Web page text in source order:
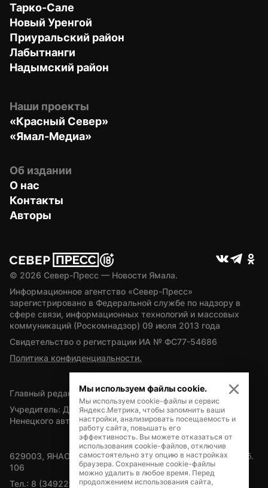
Тарко-Сале
Новый Уренгой
Приуральский район
Лабытнанги
Надымский район
Наши проекты
«Красный Север»
«Ямал-Медиа»
Об издании
О нас
Контакты
Авторы
© 2026 Север-Пресс — Новости Ямала.
Информационное агентство «Север-Пресс»
зарегистрировано в Федеральной службе по надзору в
сфере связи, информационных технологий и массовых
коммуникаций (Роскомнадзор) 09 июля 2013 года
Свидетельство о регистрации ИА № ФС77-54686
Политика конфиденциальности.
Главный редактор — А.Л. Поздеев
Учредитель: Департамент внутренней политики Ямало-
Ненецкого автономного округа
629003, ЯНАО, Салехард, мкр. Богдана Кнунянца, д.1, каб.
106
Тел.: 8 (34922) 71262
Мы используем файлы cookie.
Мы используем cookie-файлы и сервис
Яндекс.Метрика, чтобы запомнить ваши
настройки, анализировать посещаемость и
работу сайта, повышать его
эффективность. Вы можете отказаться от
использования cookie-файлов, отключив
самостоятельно эту опцию в настройках
браузера. Сохраненные cookie-файлы
можно удалить в любое время. Перед
продолжением использования сайта,